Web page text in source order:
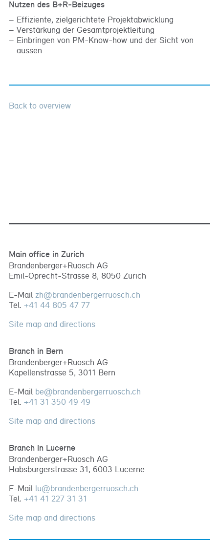
Nutzen des B+R-Beizuges
Effiziente, zielgerichtete Projektabwicklung
Verstärkung der Gesamtprojektleitung
Einbringen von PM-Know-how und der Sicht von
aussen
Back to overview
Main office in Zurich
Brandenberger+Ruosch AG
Emil-Oprecht-Strasse 8, 8050 Zurich
E-Mail zh@brandenbergerruosch.ch
Tel. +41 44 805 47 77
Site map and directions
Branch in Bern
Brandenberger+Ruosch AG
Kapellenstrasse 5, 3011 Bern
E-Mail be@brandenbergerruosch.ch
Tel. +41 31 350 49 49
Site map and directions
Branch in Lucerne
Brandenberger+Ruosch AG
Habsburgerstrasse 31, 6003 Lucerne
E-Mail lu@brandenbergerruosch.ch
Tel. +41 41 227 31 31
Site map and directions